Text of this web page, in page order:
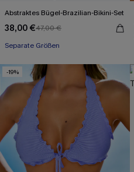
Abstraktes Bügel-Brazilian-Bikini-Set
38,00 €47,00 €
Separate Größen
-19%